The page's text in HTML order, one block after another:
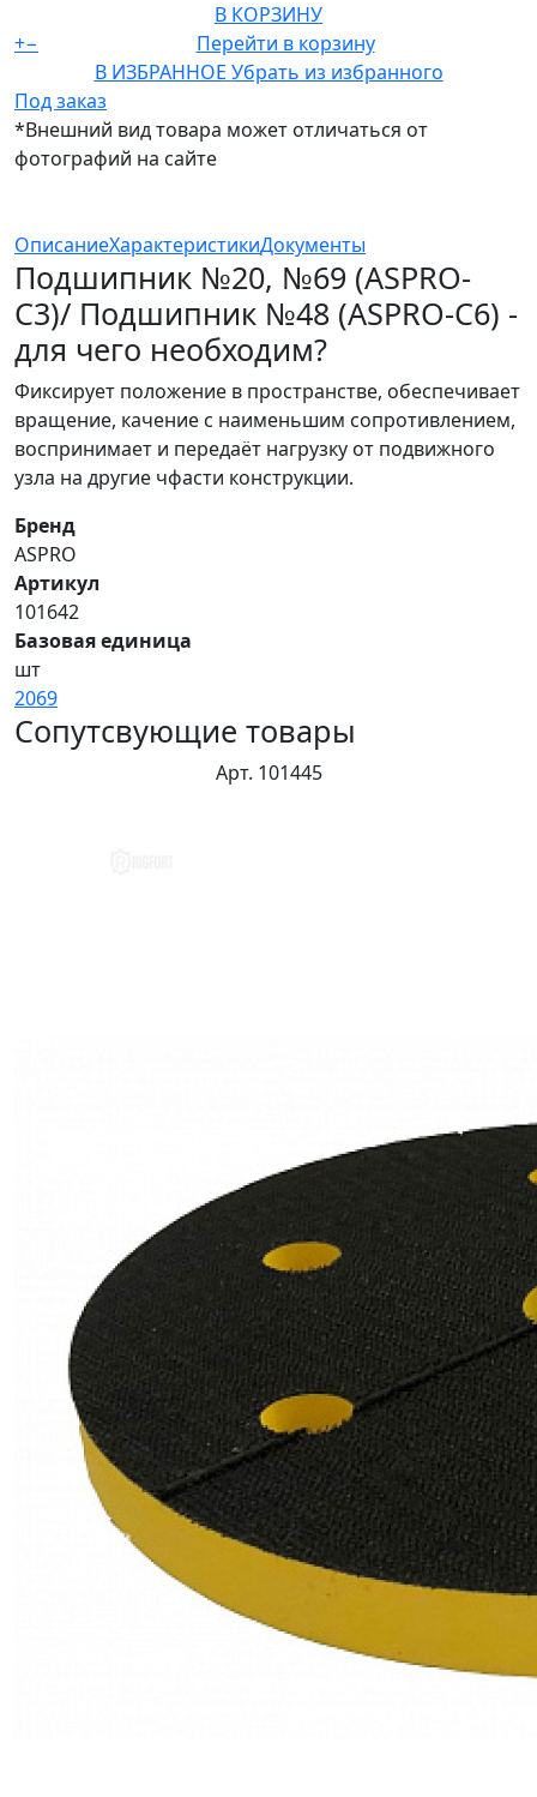
В КОРЗИНУ
+−
Перейти в корзину
В ИЗБРАННОЕ Убрать из избранного
Под заказ
*Внешний вид товара может отличаться от
фотографий на сайте
ОписаниеХарактеристикиДокументы
Подшипник №20, №69 (ASPRO-
C3)/ Подшипник №48 (ASPRO-C6) -
для чего необходим?
Фиксирует положение в пространстве, обеспечивает
вращение, качение с наименьшим сопротивлением,
воспринимает и передаёт нагрузку от подвижного
узла на другие чфасти конструкции.
Бренд
ASPRO
Артикул
101642
Базовая единица
шт
2069
Сопутсвующие товары
Арт. 101445